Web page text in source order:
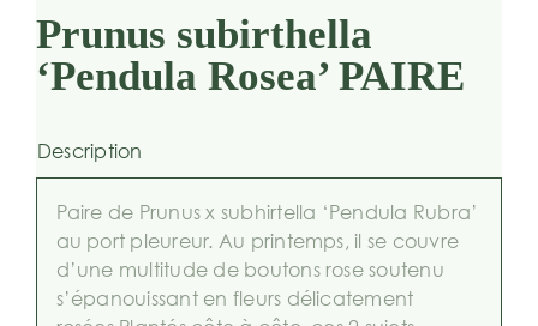
Prunus subirthella
‘Pendula Rosea’ PAIRE
Description
Paire de Prunus x subhirtella ‘Pendula Rubra’
au port pleureur. Au printemps, il se couvre
d’une multitude de boutons rose soutenu
s’épanouissant en fleurs délicatement